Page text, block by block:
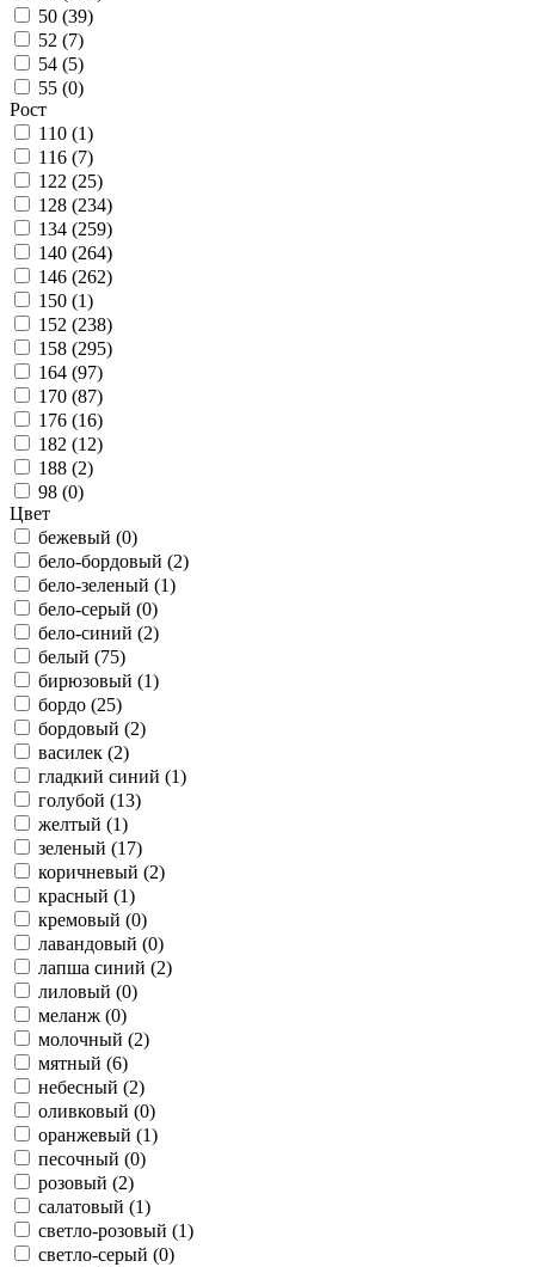
50 (39)
52 (7)
54 (5)
55 (0)
Рост
110 (1)
116 (7)
122 (25)
128 (234)
134 (259)
140 (264)
146 (262)
150 (1)
152 (238)
158 (295)
164 (97)
170 (87)
176 (16)
182 (12)
188 (2)
98 (0)
Цвет
бежевый (0)
бело-бордовый (2)
бело-зеленый (1)
бело-серый (0)
бело-синий (2)
белый (75)
бирюзовый (1)
бордо (25)
бордовый (2)
василек (2)
гладкий синий (1)
голубой (13)
желтый (1)
зеленый (17)
коричневый (2)
красный (1)
кремовый (0)
лавандовый (0)
лапша синий (2)
лиловый (0)
меланж (0)
молочный (2)
мятный (6)
небесный (2)
оливковый (0)
оранжевый (1)
песочный (0)
розовый (2)
салатовый (1)
светло-розовый (1)
светло-серый (0)